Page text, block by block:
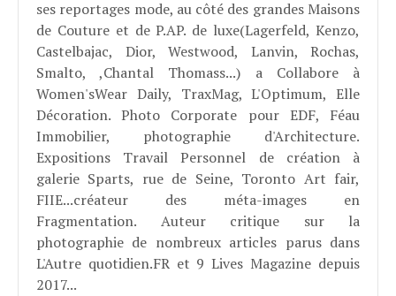
ses reportages mode, au côté des grandes Maisons
de Couture et de P.AP. de luxe(Lagerfeld, Kenzo,
Castelbajac, Dior, Westwood, Lanvin, Rochas,
Smalto, ,Chantal Thomass...) a Collabore à
Women'sWear Daily, TraxMag, L'Optimum, Elle
Décoration. Photo Corporate pour EDF, Féau
Immobilier, photographie d'Architecture.
Expositions Travail Personnel de création à
galerie Sparts, rue de Seine, Toronto Art fair,
FIIE...créateur des méta-images en
Fragmentation. Auteur critique sur la
photographie de nombreux articles parus dans
L'Autre quotidien.FR et 9 Lives Magazine depuis
2017...